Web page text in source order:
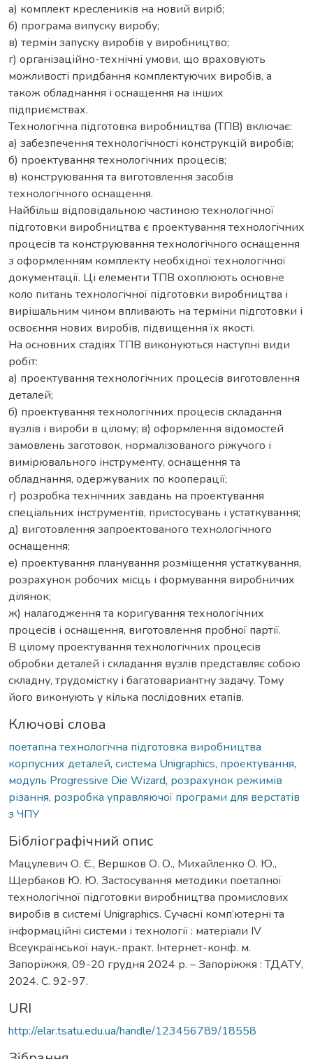
а) комплект креслеників на новий виріб;
б) програма випуску виробу;
в) термін запуску виробів у виробництво;
г) організаційно-технічні умови, що враховують
можливості придбання комплектуючих виробів, а
також обладнання і оснащення на інших
підприємствах.
Технологічна підготовка виробництва (ТПВ) включає:
а) забезпечення технологічності конструкцій виробів;
б) проектування технологічних процесів;
в) конструювання та виготовлення засобів
технологічного оснащення.
Найбільш відповідальною частиною технологічної
підготовки виробництва є проектування технологічних
процесів та конструювання технологічного оснащення
з оформленням комплекту необхідної технологічної
документації. Ці елементи ТПВ охоплюють основне
коло питань технологічної підготовки виробництва і
вирішальним чином впливають на терміни підготовки і
освоєння нових виробів, підвищення їх якості.
На основних стадіях ТПВ виконуються наступні види
робіт:
а) проектування технологічних процесів виготовлення
деталей;
б) проектування технологічних процесів складання
вузлів і вироби в цілому; в) оформлення відомостей
замовлень заготовок, нормалізованого ріжучого і
вимірювального інструменту, оснащення та
обладнання, одержуваних по кооперації;
г) розробка технічних завдань на проектування
спеціальних інструментів, пристосувань і устаткування;
д) виготовлення запроектованого технологічного
оснащення;
е) проектування планування розміщення устаткування,
розрахунок робочих місць і формування виробничих
ділянок;
ж) налагодження та коригування технологічних
процесів і оснащення, виготовлення пробної партії.
В цілому проектування технологічних процесів
обробки деталей і складання вузлів представляє собою
складну, трудомістку і багатовариантну задачу. Тому
його виконують у кілька послідовних етапів.
Ключові слова
поетапна технологічна підготовка виробництва
корпусних деталей, система Unigraphics, проектування,
модуль Progressive Die Wizard, розрахунок режимів
різання, розробка управляючої програми для верстатів
з ЧПУ
Бібліографічний опис
Мацулевич О. Є., Вершков О. О., Михайленко О. Ю.,
Щербаков Ю. Ю. Застосування методики поетапної
технологічної підготовки виробництва промислових
виробів в системі Unigraphics. Сучасні комп’ютерні та
інформаційні системи і технології : матеріали ІV
Всеукраїнської наук.-практ. Інтернет-конф. м.
Запоріжжя, 09-20 грудня 2024 р. – Запоріжжя : ТДАТУ,
2024. С. 92-97.
URI
http://elar.tsatu.edu.ua/handle/123456789/18558